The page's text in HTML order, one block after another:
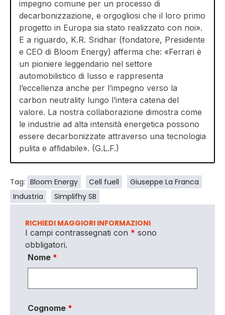
impegno comune per un processo di
decarbonizzazione, e orgogliosi che il loro primo
progetto in Europa sia stato realizzato con noi».
E a riguardo, K.R. Sridhar (fondatore, Presidente
e CEO di Bloom Energy) afferma che: «Ferrari è
un pioniere leggendario nel settore
automobilistico di lusso e rappresenta
l’eccellenza anche per l’impegno verso la
carbon neutrality lungo l’intera catena del
valore. La nostra collaborazione dimostra come
le industrie ad alta intensità energetica possono
essere decarbonizzate attraverso una tecnologia
pulita e afﬁdabile». (G.L.F.)
Tag: Bloom Energy Cell fuell
Giuseppe La Franca
Industria
Simplifhy SB
RICHIEDI MAGGIORI INFORMAZIONI
I campi contrassegnati con * sono
obbligatori.
Nome *
Cognome *